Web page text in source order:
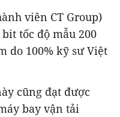
viên CT Group)
tốc độ mẫu 200
do 100% kỹ sư Việt
cũng đạt được
bay vận tải